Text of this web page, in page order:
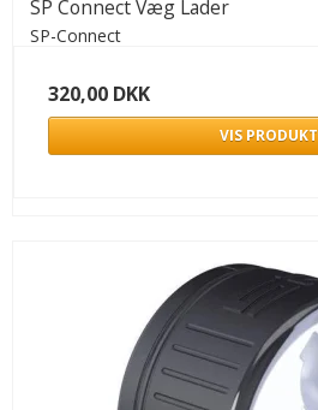
SP Connect Væg Lader
SP-Connect
320,00 DKK
VIS PRODUKT